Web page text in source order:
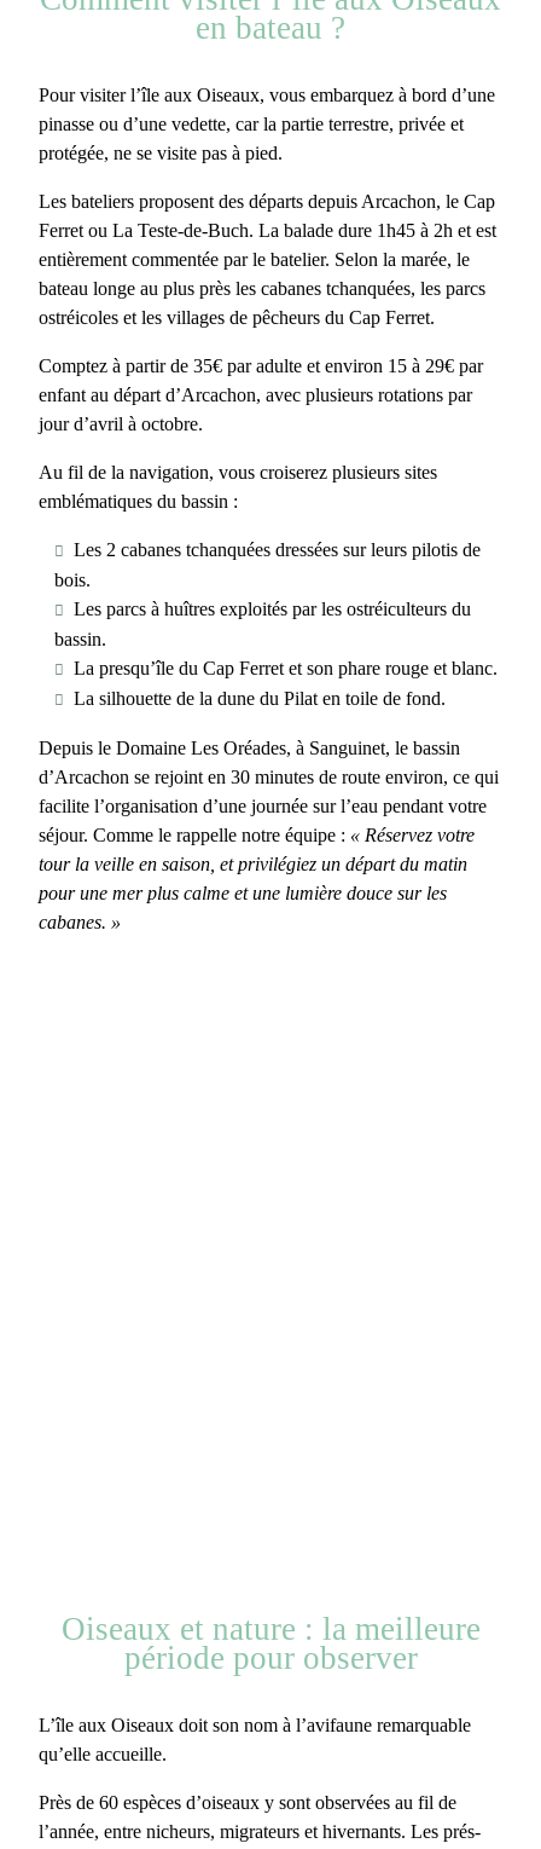
en bateau ?
Pourvisiter l’île aux Oiseaux, vous embarquez à bord d’une
pinasse ou d’une vedette, car la partie terrestre, privée et
protégée, ne se visite pas à pied.
Les bateliers proposent des départs depuis Arcachon, le Cap
Ferret ou La Teste-de-Buch. La balade dure 1h45 à 2h et est
entièrement commentée par le batelier. Selon la marée, le
bateau longe au plus près les cabanes tchanquées, les parcs
ostréicoles et les villages de pêcheurs du Cap Ferret.
Comptez à partir de 35€ par adulte et environ 15 à 29€ par
enfant au départ d’Arcachon, avec plusieurs rotations par
jour d’avril à octobre.
Au fil de la navigation, vous croiserez plusieurs sites
emblématiques du bassin :
Les 2 cabanes tchanquéesdressées sur leurs pilotis de
bois.
Les parcs à huîtresexploités par les ostréiculteurs du
bassin.
La presqu’île du Cap Ferret et son phare rouge et blanc.
La silhouette de la dune du Pilaten toile de fond.
Depuis le Domaine Les Oréades, à Sanguinet, le bassin
d’Arcachon se rejoint en 30 minutes de route environ, ce qui
facilite l’organisation d’une journée sur l’eau pendant votre
séjour. Comme le rappelle notre équipe : « Réservez votre
tour la veille en saison, et privilégiez un départ du matin
pour une mer plus calme et une lumière douce sur les
cabanes. »
Oiseaux et nature : la meilleure
période pour observer
L’île aux Oiseaux doit son nom à l’avifaune remarquable
qu’elle accueille.
Près de 60 espèces d’oiseaux y sont observées au fil de
l’année, entre nicheurs, migrateurs et hivernants. Les prés-